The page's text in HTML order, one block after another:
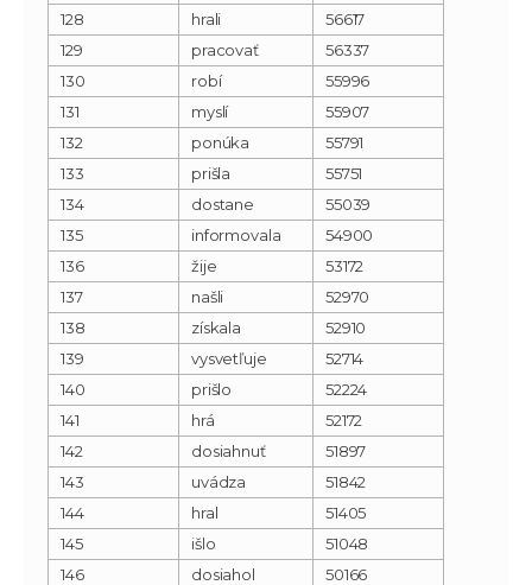
128
hrali
56617
129
pracovať
56337
130
robí
55996
131
myslí
55907
132
ponúka
55791
133
prišla
55751
134
dostane
55039
135
informovala
54900
136
žije
53172
137
našli
52970
138
získala
52910
139
vysvetľuje
52714
140
prišlo
52224
141
hrá
52172
142
dosiahnuť
51897
143
uvádza
51842
144
hral
51405
145
išlo
51048
146
dosiahol
50166